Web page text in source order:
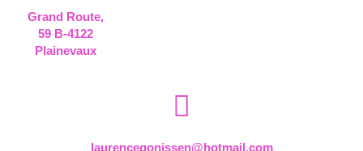
Grand Route,
59 B-4122
Plainevaux
laurencegonissen@hotmail.com